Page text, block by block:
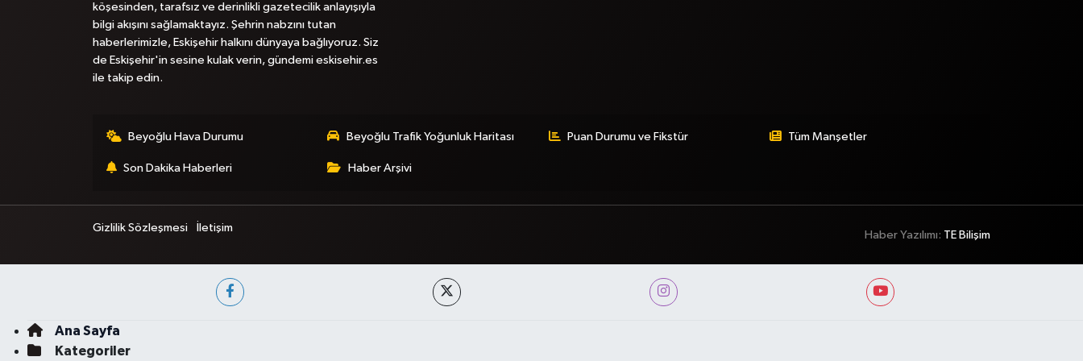
köşesinden, tarafsız ve derinlikli gazetecilik anlayışıyla
bilgi akışını sağlamaktayız. Şehrin nabzını tutan
haberlerimizle, Eskişehir halkını dünyaya bağlıyoruz. Siz
de Eskişehir'in sesine kulak verin, gündemi eskisehir.es
ile takip edin.
Beyoğlu Hava Durumu Beyoğlu Trafik Yoğunluk Haritası Puan Durumu ve Fikstür Tüm Manşetler
Son Dakika Haberleri Haber Arşivi
Gizlilik Sözleşmesi İletişim
Haber Yazılımı: TE Bilişim
Ana Sayfa
Kategoriler